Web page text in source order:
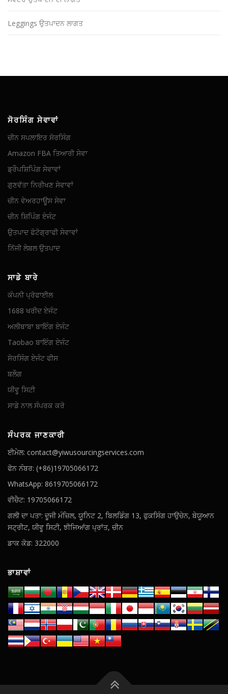
Leggings ਉਤਪਾਦਨ ਲਾਗਤ
ਸੋਰਸਿੰਗ ਸੇਵਾਵਾਂ
ਚੀਨ ਸਪਲਾਇਰ ਸੋਰਸਿੰਗ
Amazon FBA ਤਿਆਰੀ ਸੇਵਾ
ਡ੍ਰੌਪਸ਼ਿਪਿੰਗ ਸੇਵਾਵਾਂ
ਗੁਣਵੱਤਾ ਨਿਰੀਖਣ ਸੇਵਾਵਾਂ
ਚੀਨ ਵੇਅਰਹਾਊਸ ਸੇਵਾ
ਚੀਨ ਸ਼ਿਪਿੰਗ ਏਜੰਟ
ਉਤਪਾਦ ਫੋਟੋਗ੍ਰਾਫੀ ਸੇਵਾਵਾਂ
ਨਿੱਜੀ ਲੇਬਲ ਉਤਪਾਦ
ਸਾਡੇ ਬਾਰੇ
ਕੰਪਨੀ ਪ੍ਰੋਫਾਈਲ
1688 ਖਰੀਦ ਏਜੰਟ
ਅਲੀਬਾਬਾ ਬਾਇੰਗ ਏਜੰਟ
Taobao ਬਾਇੰਗ ਏਜੰਟ
ਸੋਰਸਿੰਗ ਏਜੰਟ ਫੀਸ
ਬਲੌਗ
ਯੀਵੂ ਸਿਟੀ
ਸਾਡੇ ਨਾਲ ਸੰਪਰਕ ਕਰੋ
ਸੰਪਰਕ ਜਾਣਕਾਰੀ
ਈਮੇਲ: contact@yiwusourcingservices.com
ਫੋਨ ਨੰਬਰ: (+86)19705066172
WhatsApp: 8619705066172
ਵੀਚੈਟ: 19705066172
ਗਲੀ ਦਾ ਪਤਾ: ਦੂਜੀ ਮੰਜ਼ਿਲ, ਯੂਨਿਟ 2, ਬਿਲਡਿੰਗ 13, ਫੁਕਸਿੰਗ ਹਾਉਚੇਨ, ਬੇਯੂਆਨ
ਸਟ੍ਰੀਟ, ਯੀਵੂ ਸਿਟੀ, ਝੀਜਿਆਂਗ ਪ੍ਰਾਂਤ, ਚੀਨ
ਡਾਕ ਕੋਡ: 322000
ਭਾਸ਼ਾਵਾਂ